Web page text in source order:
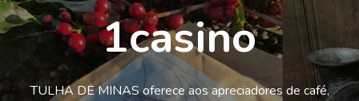
1casino
TULHA DE MINAS oferece aos apreciadores de café,